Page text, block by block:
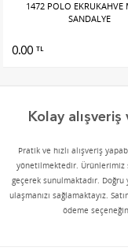
1472 POLO EKRUKAHVE
SANDALYE
0.00 TL
Kolay
Pratik ve hızlı alışveriş
yönetilmektedir. Ürünlerimiz
geçerek sunulmaktadır.
ulaşmanızı sağlamaktayız.
ödeme